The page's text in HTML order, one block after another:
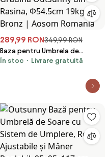
289,99 RON349,99 RON
Baza pentru Umbrela de
Gradina Outsunny din Rasina,
În stoc Livrare gratuită